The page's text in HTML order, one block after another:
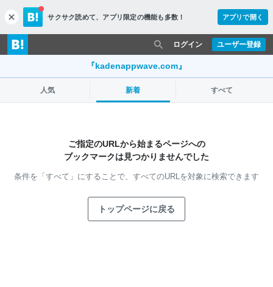
c
l
o
s
サクサク読めて、 アプリ限定の機能も多数！ アプリで開く
ユーザー登録
ログイン
『kadenappwave.com』
人気 新着 すべて
ご指定のURLから始まるページへの
ブックマークは見つかりませんでした
条件を「すべて」にすることで、 すべてのURLを対象に検索できます
トップページに戻る